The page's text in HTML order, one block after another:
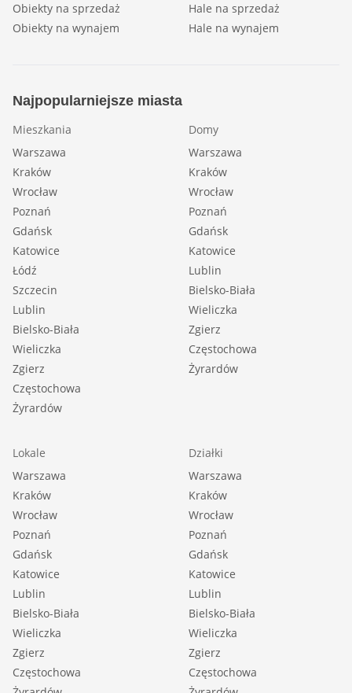
Obiekty na sprzedaż
Obiekty na wynajem
Hale na sprzedaż
Hale na wynajem
Najpopularniejsze miasta
Mieszkania
Warszawa
Kraków
Wrocław
Poznań
Gdańsk
Katowice
Łódź
Szczecin
Lublin
Bielsko-Biała
Wieliczka
Zgierz
Częstochowa
Żyrardów
Domy
Warszawa
Kraków
Wrocław
Poznań
Gdańsk
Katowice
Lublin
Bielsko-Biała
Wieliczka
Zgierz
Częstochowa
Żyrardów
Lokale
Warszawa
Kraków
Wrocław
Poznań
Gdańsk
Katowice
Lublin
Bielsko-Biała
Wieliczka
Zgierz
Częstochowa
Działki
Warszawa
Kraków
Wrocław
Poznań
Gdańsk
Katowice
Lublin
Bielsko-Biała
Wieliczka
Zgierz
Częstochowa